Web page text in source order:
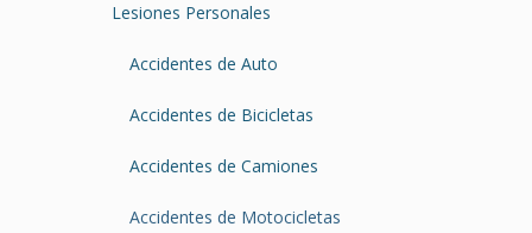
Lesiones Personales
Accidentes de Auto
Accidentes de Bicicletas
Accidentes de Camiones
Accidentes de Motocicletas